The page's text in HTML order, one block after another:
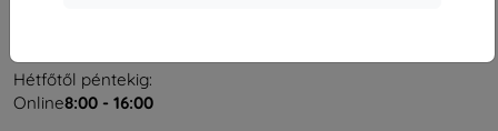
Hétfőtől péntekig:
Online8:00 - 16:00